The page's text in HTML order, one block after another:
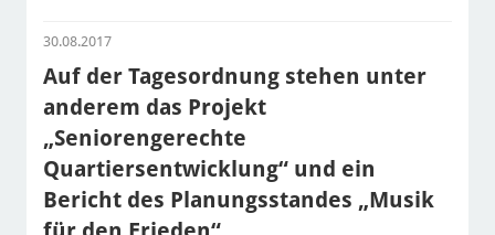
30.08.2017
Auf der Tagesordnung stehen unter
anderem das Projekt
„Seniorengerechte
Quartiersentwicklung“ und ein
Bericht des Planungsstandes „Musik